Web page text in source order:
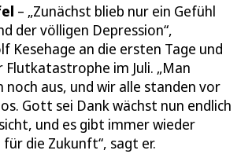
– „Zunächst blieb nur ein Gefühl
der völligen Depression“,
Kesehage an die ersten Tage und
Flutkatastrophe im Juli. „Man
noch aus, und wir alle standen vor
Gott sei Dank wächst nun endlich
und es gibt immer wieder
die Zukunft“, sagt er.